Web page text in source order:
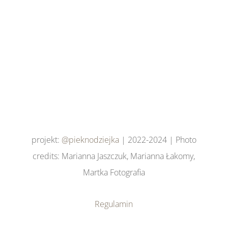
projekt: @pieknodziejka| 2022-2024 | Photo
credits: Marianna Jaszczuk, Marianna Łakomy,
Martka Fotografia
Regulamin